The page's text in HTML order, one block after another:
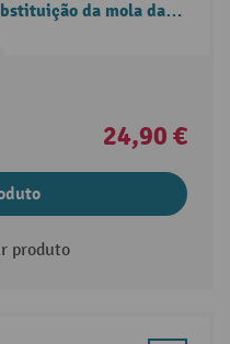
da mola da
24,90 €
produto